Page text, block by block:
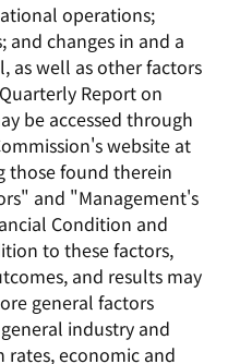
operations;
and changes in and a
as well as other factors
Report on
be accessed through
website at
those found therein
and "Management's
Condition and
to these factors,
and results may
general factors
industry and
economic and